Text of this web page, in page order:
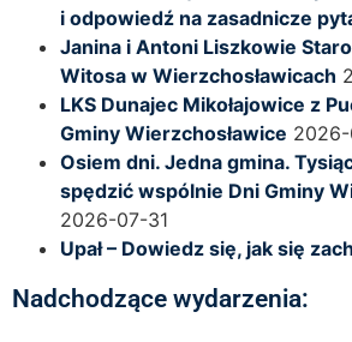
i odpowiedź na zasadnicze
Janina i Antoni Liszkowie
Witosa w Wierzchosławicach
LKS Dunajec Mikołajowice z
Gminy Wierzchosławice
Osiem dni. Jedna gmina.
spędzić wspólnie Dni Gminy
2026-07-31
Upał – Dowiedz się, jak się
Nadchodzące wydarzenia: